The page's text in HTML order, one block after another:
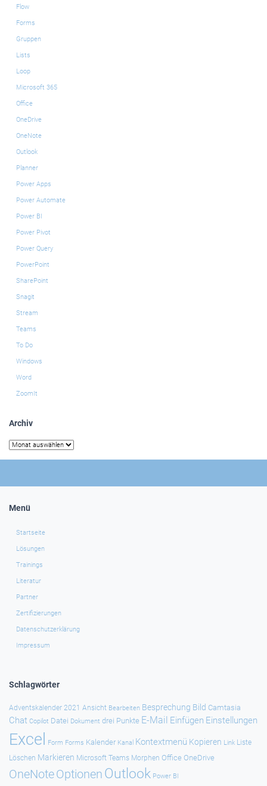
Flow
Forms
Gruppen
Lists
Loop
Microsoft 365
Office
OneDrive
OneNote
Outlook
Planner
Power Apps
Power Automate
Power BI
Power Pivot
Power Query
PowerPoint
SharePoint
Snagit
Stream
Teams
To Do
Windows
Word
ZoomIt
Archiv
Archiv
Menü
Startseite
Lösungen
Trainings
Literatur
Partner
Zertifizierungen
Datenschutzerklärung
Impressum
Schlagwörter
Adventskalender 2021 Ansicht Bearbeiten Besprechung Bild Camtasia
Chat Copilot Datei Dokument drei Punkte E-Mail Einfügen Einstellungen
Excel Form Forms Kalender Kanal Kontextmenü Kopieren Link Liste
Löschen Markieren Microsoft Teams Morphen Office OneDrive
OneNoteOptionen Outlook Power BI